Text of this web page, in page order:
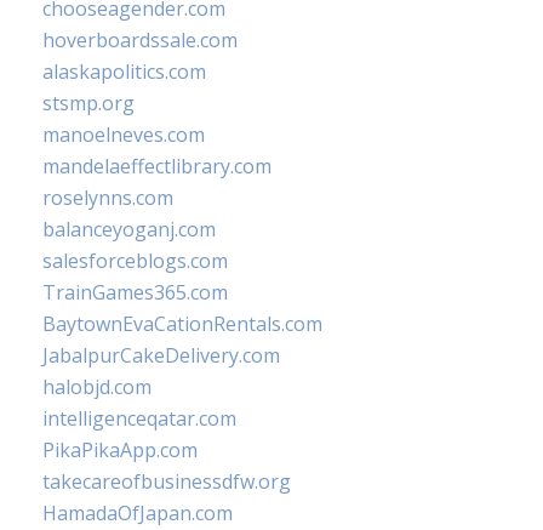
chooseagender.com
hoverboardssale.com
alaskapolitics.com
stsmp.org
manoelneves.com
mandelaeffectlibrary.com
roselynns.com
balanceyoganj.com
salesforceblogs.com
TrainGames365.com
BaytownEvaCationRentals.com
JabalpurCakeDelivery.com
halobjd.com
intelligenceqatar.com
PikaPikaApp.com
takecareofbusinessdfw.org
HamadaOfJapan.com